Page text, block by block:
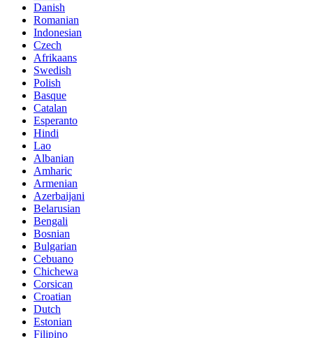
Danish
Romanian
Indonesian
Czech
Afrikaans
Swedish
Polish
Basque
Catalan
Esperanto
Hindi
Lao
Albanian
Amharic
Armenian
Azerbaijani
Belarusian
Bengali
Bosnian
Bulgarian
Cebuano
Chichewa
Corsican
Croatian
Dutch
Estonian
Filipino